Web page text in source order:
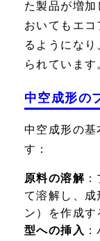
た製品が増
おいてもエ
るようにな
られています
中空成形の
中空成形の
す：
原料の溶解
て溶解し、成
ン）を作成す
型への挿入